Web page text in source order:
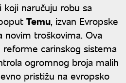
koji naručuju robu sa
Temu, izvan Evropske
novim troškovima. Ova
carinskog sistema
ogromnog broja malih
pristižu na evropsko